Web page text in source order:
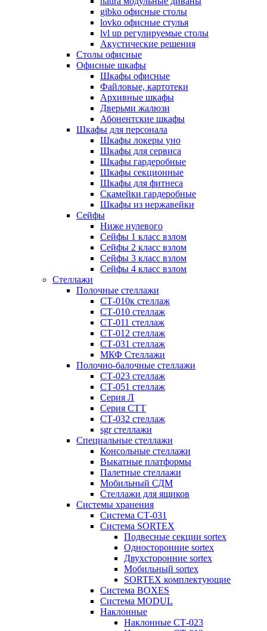
gibko офисные столы
lovko офисные стулья
lvl up регулируемые столы
Акустические решения
Столы офисные
Офисные шкафы
Шкафы офисные
Файловые, картотеки
Архивные шкафы
Дверьми жалюзи
Абонентские шкафы
Шкафы для персонала
Шкафы локеры уно
Шкафы для сервиса
Шкафы гардеробные
Шкафы секционные
Шкафы для фитнеса
Скамейки гардеробные
Шкафы из нержавейки
Сейфы
Ниже нулевого
Сейфы 1 класс взлом
Сейфы 2 класс взлом
Сейфы 3 класс взлом
Сейфы 4 класс взлом
Стеллажи
Полочные стеллажи
СТ-010к стеллаж
СТ-010 стеллаж
СТ-011 стеллаж
СТ-012 стеллаж
СТ-031 стеллаж
МКФ Стеллажи
Полочно-балочные стеллажи
СТ-023 стеллаж
СТ-051 стеллаж
Серия Л
Серия СТТ
СТ-032 стеллаж
sgr стеллажи
Специальные стеллажи
Консольные стеллажи
Выкатные платформы
Палетные стеллажи
Мобильный СДМ
Стеллажи для ящиков
Системы хранения
Система СТ-031
Система SORTEX
Подвесные секции sortex
Односторонние sortex
Двухсторонние sortex
Мобильный sortex
SORTEX комплектующие
Система BOXES
Система MODUL
Наклонные
Наклонные СТ-023